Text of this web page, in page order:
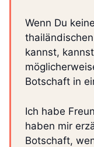
Wenn Du
kannst,
Botschaft in
Ich habe
haben mir
Botschaft,